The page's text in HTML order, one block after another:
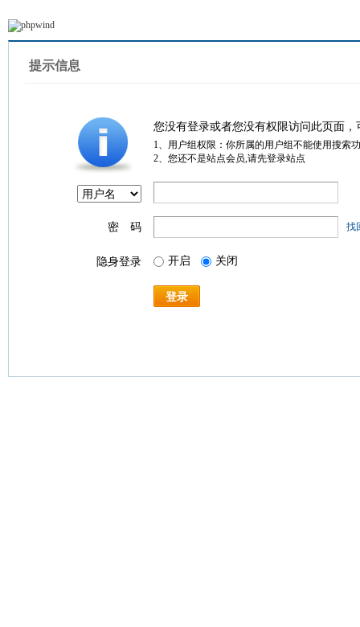
提示信息
您没有登录或者您没有权限访问此页面
1、用户组权限：你所属的用户组不能使用搜索
2、您还不是站点会员,请先登录站点
密 码 找
隐身登录 开启 关闭
登录